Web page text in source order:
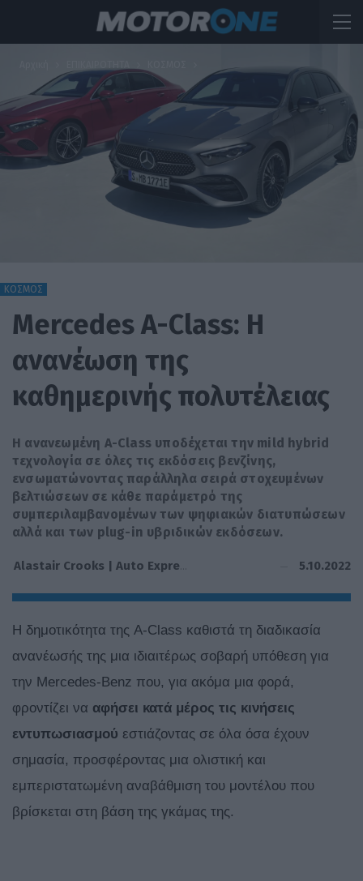
ΚΟΣΜΟΣ
Mercedes A-Class: Η
ανανέωση της
καθημερινής πολυτέλειας
Η ανανεωμένη A-Class υποδέχεται την mild hybrid
τεχνολογία σε όλες τις εκδόσεις βενζίνης,
ενσωματώνοντας παράλληλα σειρά στοχευμένων
βελτιώσεων σε κάθε παράμετρό της
συμπεριλαμβανομένων των ψηφιακών διατυπώσεων
αλλά και των plug-in υβριδικών εκδόσεων.
5.10.2022
Η δημοτικότητα της A-Class καθιστά τη διαδικασία
ανανέωσής της μια ιδιαιτέρως σοβαρή υπόθεση για
την Mercedes-Benz που, για ακόμα μια φορά,
φροντίζει να αφήσει κατά μέρος τις κινήσεις
εντυπωσιασμού εστιάζοντας σε όλα όσα έχουν
σημασία, προσφέροντας μια ολιστική και
εμπεριστατωμένη αναβάθμιση του μοντέλου που
βρίσκεται στη βάση της γκάμας της.